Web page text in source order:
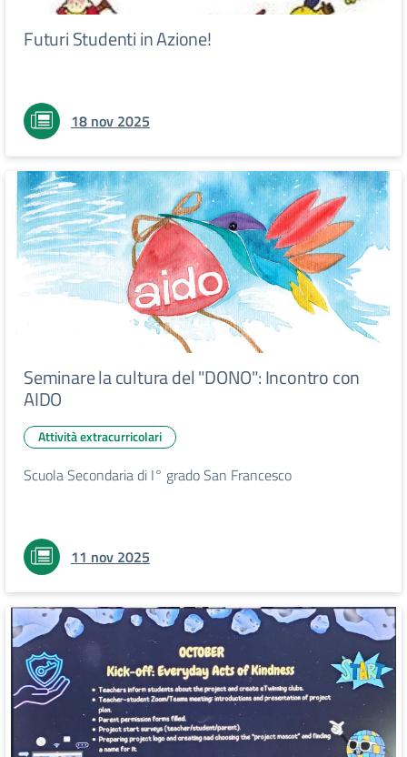
Futuri Studenti in Azione!
18 nov 2025
Seminare la cultura del "DONO": Incontro con
AIDO
Attività extracurricolari
Scuola Secondaria di I° grado San Francesco
11 nov 2025